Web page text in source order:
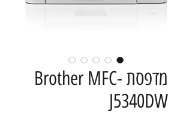
מדפסת Brother MFC-
J5340DW